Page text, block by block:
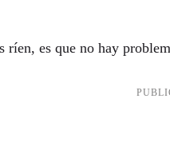
ríen, es que no hay